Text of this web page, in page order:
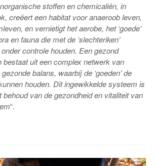
stoffen en chemicaliën, in
creëert een habitat voor anaeroob leven,
en vernietigt het aerobe, het ‘goede’
en fauna die met de ‘slechteriken’
controle houden. Een gezond
bestaat uit een complex netwerk van
balans, waarbij de ‘goeden’ de
houden. Dit ingewikkelde systeem is
van de gezondheid en vitaliteit van
“.